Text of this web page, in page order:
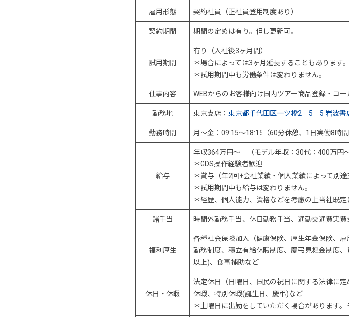
雇用形態 契約社員（正社員登用制度あり）
契約期間 期間の定めは有り。但し更新可。
試用期間
有り（入社後3ヶ月間）
＊場合によっては3ヶ月延長することもあります。
＊試用期間中も労働条件は変わりません。
仕事内容 WEBからのお客様向け国内ツアー商品登録・コー
勤務地 東京支店： 東京都千代田区一ツ橋2－5－5 岩波書
勤務時間 月～金：09:15～18:15（60分休憩、1日実働8時間
給与
年収364万円～ （モデル年収：30代：400万円～
＊GDS操作経験者歓迎
＊賞与（年2回+会社業績・個人業績によって別途
＊試用期間中も給与は変わりません。
＊経歴、個人能力、資格などを考慮の上当社既定
諸手当 時間外勤務手当、休日勤務手当、通勤交通費実費
福利厚生
各種社会保険加入（健康保険、厚生年金保険、
勤務制度、積立有給休暇制度、慶弔見舞金制度
以上)、食事補助など
休日・休暇
法定休日（日曜日、国民の祝日に関する法律に
休暇、特別休暇(誕生日、慶弔)など
＊土曜日に出勤をしていただく場合があります